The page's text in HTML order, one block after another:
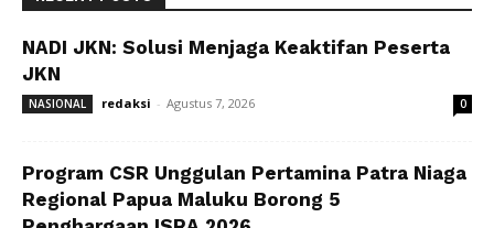
NADI JKN: Solusi Menjaga Keaktifan Peserta
JKN
NASIONAL redaksi - Agustus 7, 2026 0
Program CSR Unggulan Pertamina Patra Niaga
Regional Papua Maluku Borong 5